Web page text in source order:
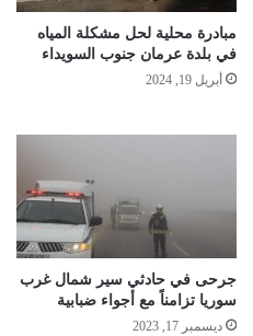
مبادرة محلية لحل مشكلة المياه
في بلدة عرمان جنوب السويداء
أبريل 19, 2024
جرحى في حادثي سير شمال غرب
سوريا تزامناً مع أجواء ضبابية
ديسمبر 17, 2023